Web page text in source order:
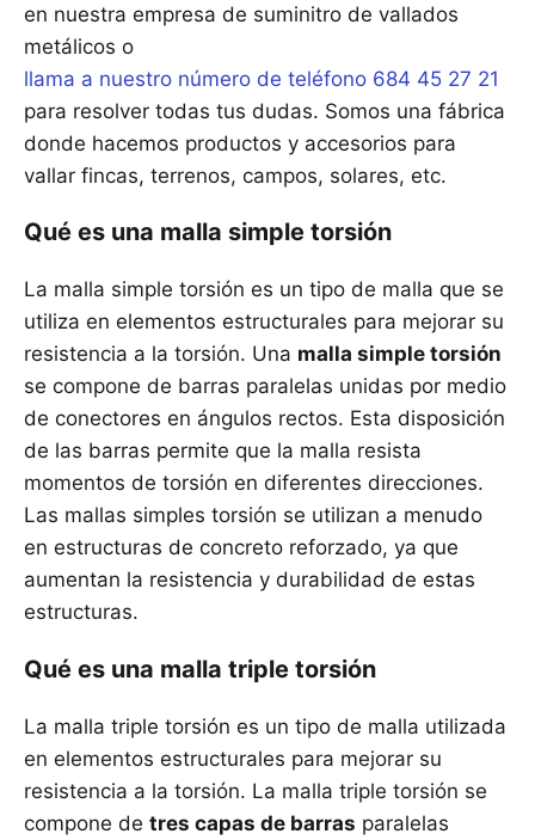
en nuestra empresa de suminitro de vallados
metálicos o
llama a nuestro número de teléfono 684 45 27 21
para resolver todas tus dudas. Somos una fábrica
donde hacemos productos y accesorios para
vallar fincas, terrenos, campos, solares, etc.
Qué es una malla simple torsión
La malla simple torsión es un tipo de malla que se
utiliza en elementos estructurales para mejorar su
resistencia a la torsión. Una malla simple torsión
se compone de barras paralelas unidas por medio
de conectores en ángulos rectos. Esta disposición
de las barras permite que la malla resista
momentos de torsión en diferentes direcciones.
Las mallas simples torsión se utilizan a menudo
en estructuras de concreto reforzado, ya que
aumentan la resistencia y durabilidad de estas
estructuras.
Qué es una malla triple torsión
La malla triple torsión es un tipo de malla utilizada
en elementos estructurales para mejorar su
resistencia a la torsión. La malla triple torsión se
compone de tres capas de barras paralelas